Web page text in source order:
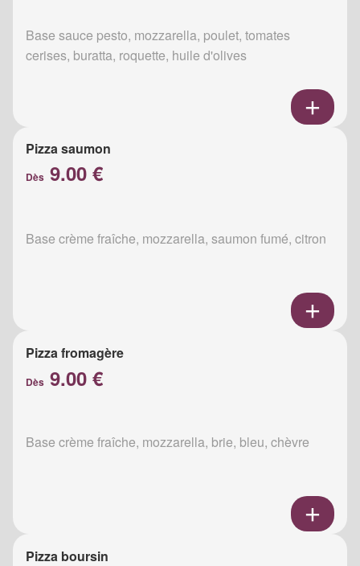
Base sauce pesto, mozzarella, poulet, tomates
cerises, buratta, roquette, huile d'olives
Pizza saumon
Dès 9.00 €
Base crème fraîche, mozzarella, saumon fumé, citron
Pizza fromagère
Dès 9.00 €
Base crème fraîche, mozzarella, brie, bleu, chèvre
Pizza boursin